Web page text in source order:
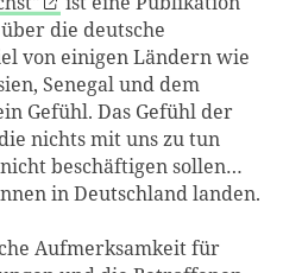
die deutsche
von einigen Ländern wie
Senegal und dem
Gefühl. Das Gefühl der
nichts mit uns zu tun
beschäftigen sollen…
in Deutschland landen.
Aufmerksamkeit für